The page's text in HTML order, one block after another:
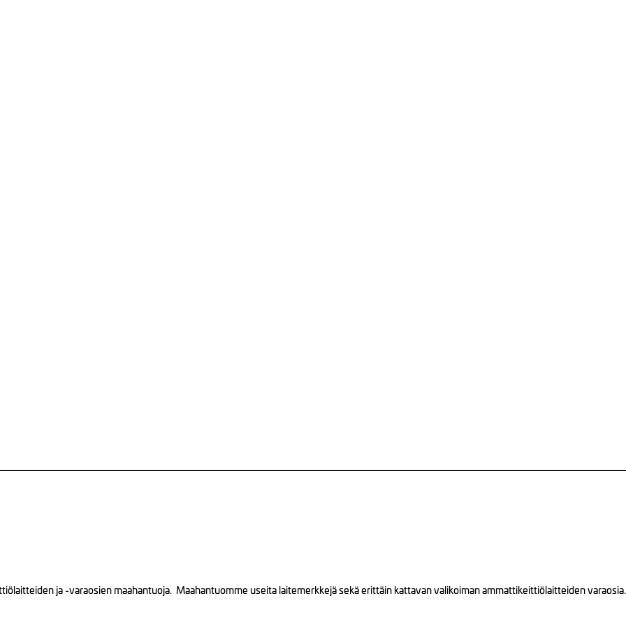
ja -varaosien maahantuoja. Maahantuomme useita laitemerkkejä sekä erittäin kattavan valikoiman ammattikeittiölaitteiden varaosia.